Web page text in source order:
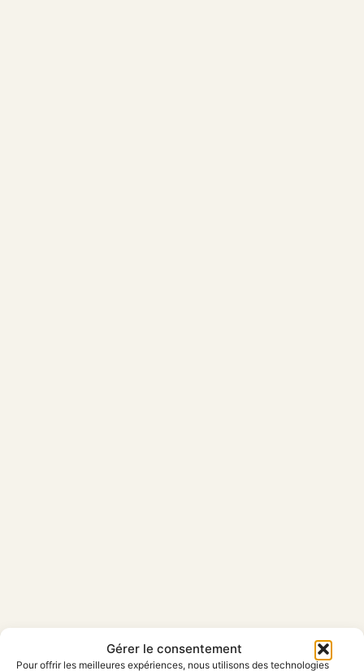
Gérer le consentement
Pour offrir les meilleures expériences, nous utilisons des technologies